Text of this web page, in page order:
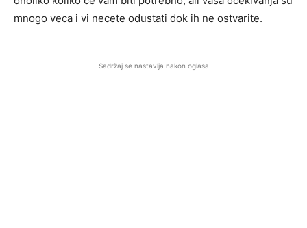
mnogo veca i vi necete odustati dok ih ne ostvarite.
Sadržaj se nastavlja nakon oglasa